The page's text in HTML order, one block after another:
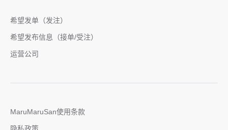
希望发单（发注）
希望发布信息（接单/受注）
运营公司
MaruMaruSan使用条款